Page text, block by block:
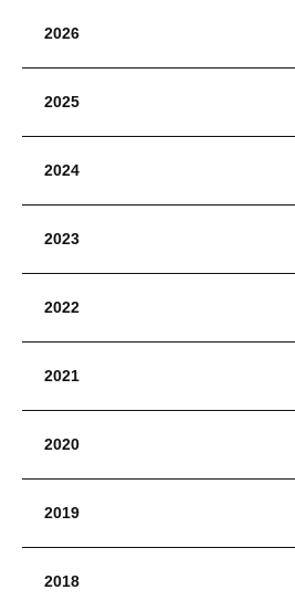
2026
2025
2024
2023
2022
2021
2020
2019
2018